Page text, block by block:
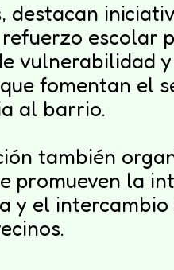
destacan
escolar
vulnerabilidad
fomentan el
al barrio.
también
promueven la
y el intercambio